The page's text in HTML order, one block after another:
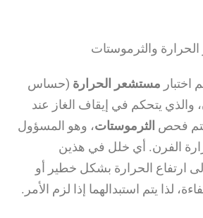
مستشعر الحرارة (حساس
والذي يتحكم في إيقاف الغاز عند
يتم فحص الثرموستات، وهو المسؤول
الفرن. أي خلل في هذين
ارتفاع الحرارة بشكل خطير أو
لذا يتم استبدالهما إذا لزم الأمر.